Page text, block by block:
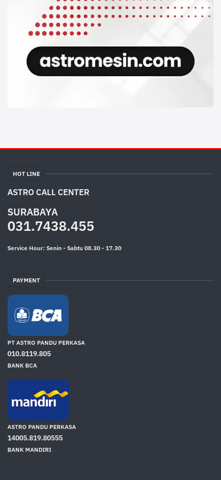
HOT LINE
ASTRO CALL CENTER
SURABAYA
031.7438.455
Service Hour: Senin - Sabtu 08.30 - 17.30
PAYMENT
PT ASTRO PANDU PERKASA
010.8119.805
BANK BCA
ASTRO PANDU PERKASA
14005.819.80555
BANK MANDIRI